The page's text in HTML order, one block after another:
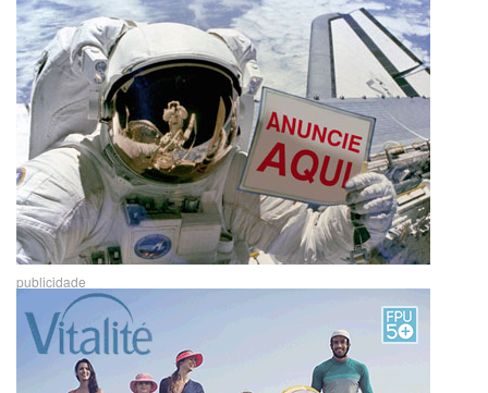
publicidade